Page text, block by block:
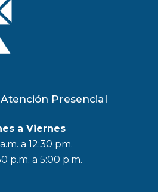
Presencial
a Viernes
a 12:30 pm.
p.m. a 5:00 p.m.